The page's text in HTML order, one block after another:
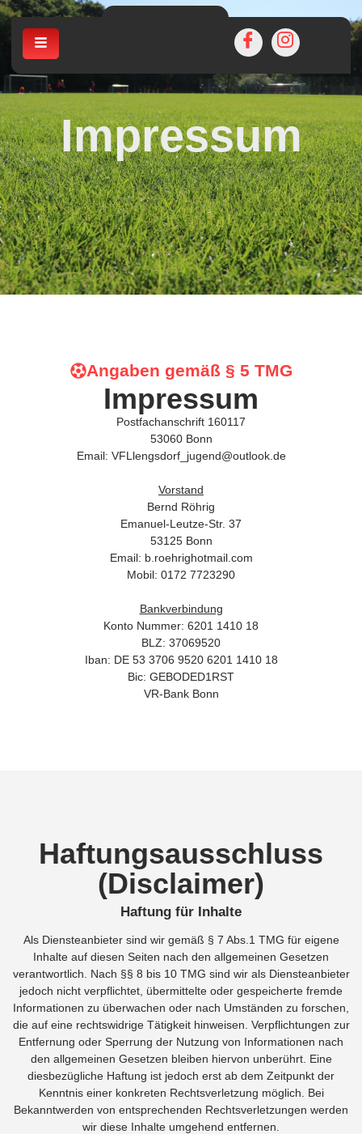
Impressum
Angaben gemäß § 5 TMG
Impressum
Postfachanschrift 160117
53060 Bonn
Email: VFLlengsdorf_jugend@outlook.de
Vorstand
Bernd Röhrig
Emanuel-Leutze-Str. 37
53125 Bonn
Email: b. roehrighotmail.com
Mobil: 0172 7723290
Bankverbindung
Konto Nummer: 6201 1410 18
BLZ: 37069520
Iban: DE 53 3706 9520 6201 1410 18
Bic: GEBODED1RST
VR-Bank Bonn
Haftungsausschluss
(Disclaimer)
Haftung für Inhalte
Als Diensteanbieter sind wir gemäß § 7 Abs.1 TMG für eigene
Inhalte auf diesen Seiten nach den allgemeinen Gesetzen
verantwortlich. Nach §§ 8 bis 10 TMG sind wir als Diensteanbieter
jedoch nicht verpflichtet, übermittelte oder gespeicherte fremde
Informationen zu überwachen oder nach Umständen zu forschen,
die auf eine rechtswidrige Tätigkeit hinweisen. Verpflichtungen zur
Entfernung oder Sperrung der Nutzung von Informationen nach
den allgemeinen Gesetzen bleiben hiervon unberührt. Eine
diesbezügliche Haftung ist jedoch erst ab dem Zeitpunkt der
Kenntnis einer konkreten Rechtsverletzung möglich. Bei
Bekanntwerden von entsprechenden Rechtsverletzungen werden
wir diese Inhalte umgehend entfernen.